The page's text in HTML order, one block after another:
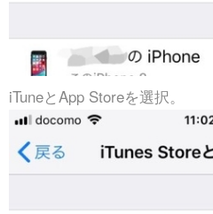
iTuneとApp Storeを選択。